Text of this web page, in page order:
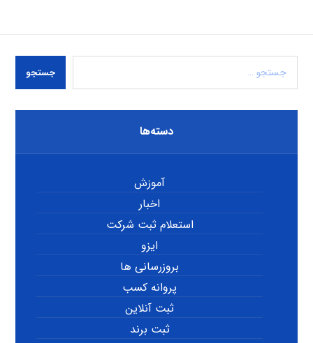
جستجو
دسته‌ها
آموزش
اخبار
استعلام ثبت شرکت
ایزو
بروزرسانی ها
پروانه کسب
ثبت آنلاین
ثبت برند